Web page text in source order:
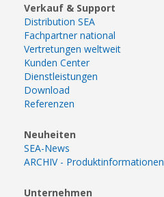
Verkauf & Support
Distribution SEA
Fachpartner national
Vertretungen weltweit
Kunden Center
Dienstleistungen
Download
Referenzen
Neuheiten
SEA-News
ARCHIV - Produktinformationen
Unternehmen